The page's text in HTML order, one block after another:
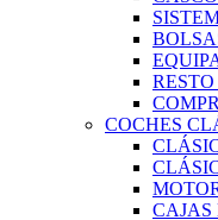
COCHES
CAJAS